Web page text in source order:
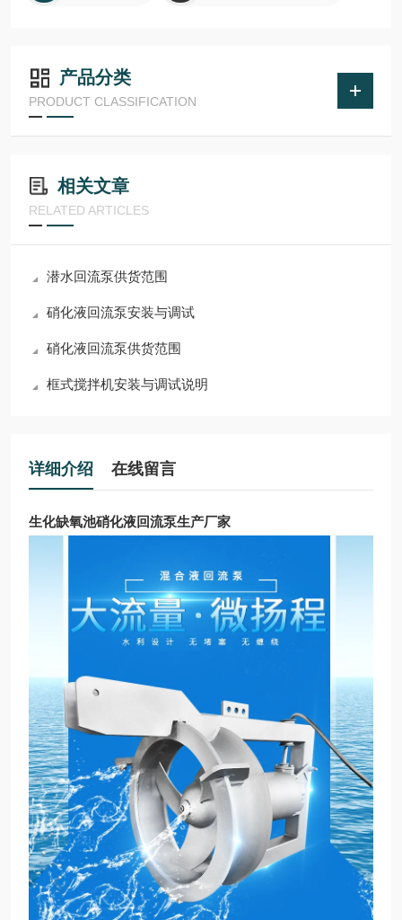
产品分类
PRODUCT CLASSIFICATION
相关文章
RELATED ARTICLES
潜水回流泵供货范围
硝化液回流泵安装与调试
硝化液回流泵供货范围
框式搅拌机安装与调试说明
详细介绍 在线留言
生化缺氧池硝化液回流泵生产厂家